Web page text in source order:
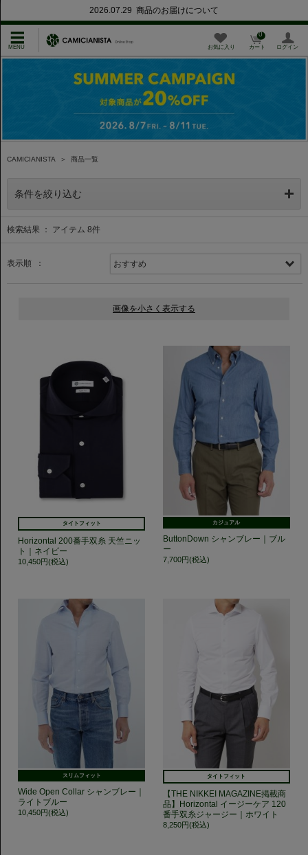
2026.07.29 商品のお届けについて
お気に入り カート
0
ログイン
CAMICIANISTA ＞ 商品一覧
条件を絞り込む
検索結果 ： アイテム 8件
表示順 ：
タイトフィット
Horizontal 200番手双糸 天竺ニッ
ト｜ネイビー
10,450円(税込)
カジュアル
ButtonDown シャンブレー｜ブル
ー
7,700円(税込)
スリムフィット
Wide Open Collar シャンブレー｜
ライトブルー
10,450円(税込)
タイトフィット
【THE NIKKEI MAGAZINE掲載商
品】Horizontal イージーケア 120
番手双糸ジャージー｜ホワイト
8,250円(税込)